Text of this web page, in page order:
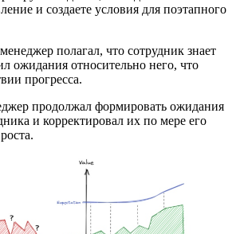
и создаете условия для поэтапного
полагал, что сотрудник знает
ожидания относительно него, что
прогресса.
продолжал формировать ожидания
и корректировал их по мере его